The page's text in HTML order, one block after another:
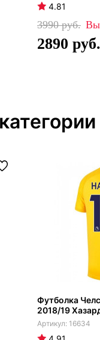
4.81
3990
2890
Футболка
2018/19
16634